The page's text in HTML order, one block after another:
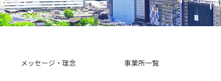
メッセージ・理念 事業所一覧